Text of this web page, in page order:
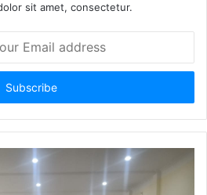
sit amet, consectetur.